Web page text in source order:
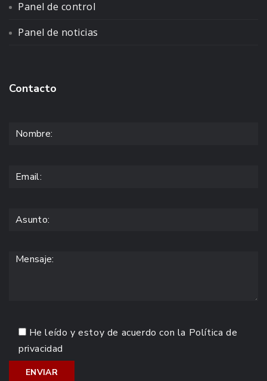
Panel de control
Panel de noticias
Contacto
He leído y estoy de acuerdo con la Política de
privacidad